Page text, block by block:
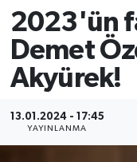
2023'ün
Demet
Akyürek!
13.01.2024 - 17:45
YAYINLANMA
İstanbul
İstanbul
Tüm